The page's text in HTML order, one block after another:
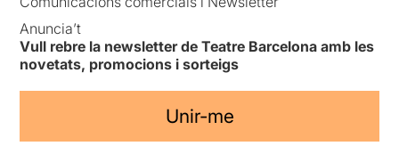
Anuncia’t
Vull rebre la newsletter de Teatre Barcelona amb les
novetats, promocions i sorteigs
Unir-me